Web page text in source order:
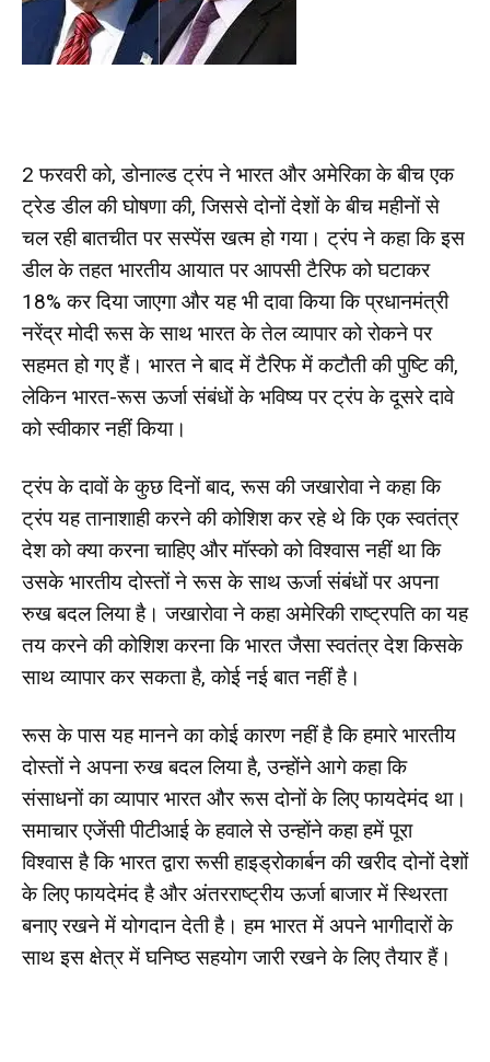
2 फरवरी को, डोनाल्ड ट्रंप ने भारत और अमेरिका के बीच एक
ट्रेड डील की घोषणा की, जिससे दोनों देशों के बीच महीनों से
चल रही बातचीत पर सस्पेंस खत्म हो गया। ट्रंप ने कहा कि इस
डील के तहत भारतीय आयात पर आपसी टैरिफ को घटाकर
18% कर दिया जाएगा और यह भी दावा किया कि प्रधानमंत्री
नरेंद्र मोदी रूस के साथ भारत के तेल व्यापार को रोकने पर
सहमत हो गए हैं। भारत ने बाद में टैरिफ में कटौती की पुष्टि की,
लेकिन भारत-रूस ऊर्जा संबंधों के भविष्य पर ट्रंप के दूसरे दावे
को स्वीकार नहीं किया।
ट्रंप के दावों के कुछ दिनों बाद, रूस की जखारोवा ने कहा कि
ट्रंप यह तानाशाही करने की कोशिश कर रहे थे कि एक स्वतंत्र
देश को क्या करना चाहिए और मॉस्को को विश्वास नहीं था कि
उसके भारतीय दोस्तों ने रूस के साथ ऊर्जा संबंधों पर अपना
रुख बदल लिया है। जखारोवा ने कहा अमेरिकी राष्ट्रपति का यह
तय करने की कोशिश करना कि भारत जैसा स्वतंत्र देश किसके
साथ व्यापार कर सकता है, कोई नई बात नहीं है।
रूस के पास यह मानने का कोई कारण नहीं है कि हमारे भारतीय
दोस्तों ने अपना रुख बदल लिया है, उन्होंने आगे कहा कि
संसाधनों का व्यापार भारत और रूस दोनों के लिए फायदेमंद था।
समाचार एजेंसी पीटीआई के हवाले से उन्होंने कहा हमें पूरा
विश्वास है कि भारत द्वारा रूसी हाइड्रोकार्बन की खरीद दोनों देशों
के लिए फायदेमंद है और अंतरराष्ट्रीय ऊर्जा बाजार में स्थिरता
बनाए रखने में योगदान देती है। हम भारत में अपने भागीदारों के
साथ इस क्षेत्र में घनिष्ठ सहयोग जारी रखने के लिए तैयार हैं।